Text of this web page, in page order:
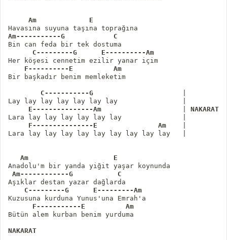
     Am             E
Am-----------G            C
      C---------G      E----------Am
    F----------E          Am
Bir başkadır benim memleketim
        C-----------G
     E---------------Am
NAKARAT
     F---------------E               Am
Lara lay lay lay lay lay lay lay lay lay   |
   Am                     E
Am------------G           C
Aşıklar destan yazar dağlarda
   C---------G      E---------Am
      F-----------E          Am
Bütün alem kurban benim yurduma
NAKARAT